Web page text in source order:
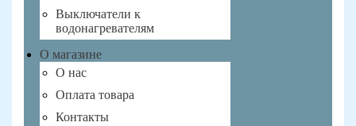
Выключатели к
водонагревателям
О магазине
О нас
Оплата товара
Контакты